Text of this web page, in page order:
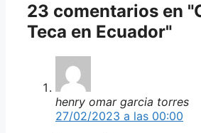
23 comentarios en
Teca en Ecuador"
henry omar garcia torres
27/02/2023 a las 00:00